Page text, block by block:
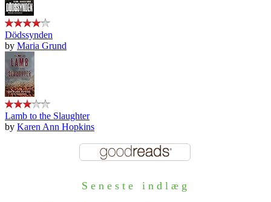
Dödssynden
by Maria Grund
Lamb to the Slaughter
by Karen Ann Hopkins
Seneste indlæg